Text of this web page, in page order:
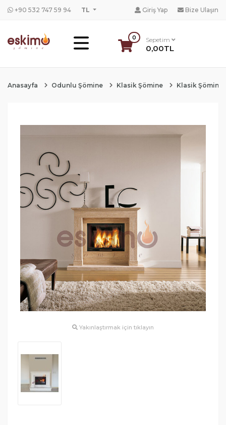
+90 532 747 59 94 TL Giriş Yap Bize Ulaşın
0 Sepetim
0,00TL
Anasayfa Odunlu Şömine Klasik Şömine Klasik Şömine
Yakınlaştırmak için tıklayın